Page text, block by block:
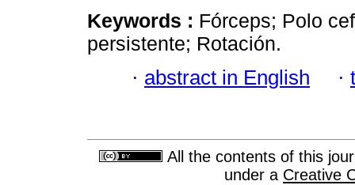
Keywords : Fórceps; Polo
persistente; Rotación.
· abstract in English ·
All the contents of this
under a Creative